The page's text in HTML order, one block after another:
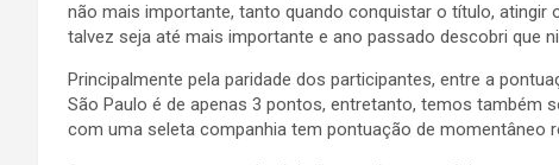
não mais importante, tanto quando conquistar o título, atingir
talvez seja até mais importante e ano passado descobri que
Principalmente pela paridade dos participantes, entre a
São Paulo é de apenas 3 pontos, entretanto, temos também
com uma seleta companhia tem pontuação de momentâneo